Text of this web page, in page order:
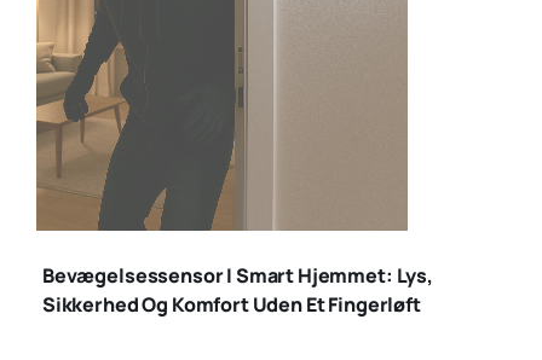
bevægelsessensor
indbrud
Bevægelsessensor I Smart Hjemmet: Lys,
Sikkerhed Og Komfort Uden Et Fingerløft